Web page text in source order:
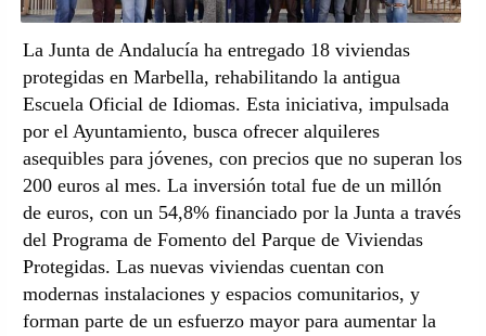
La Junta de Andalucía ha entregado 18 viviendas
protegidas en Marbella, rehabilitando la antigua
Escuela Oficial de Idiomas. Esta iniciativa, impulsada
por el Ayuntamiento, busca ofrecer alquileres
asequibles para jóvenes, con precios que no superan los
200 euros al mes. La inversión total fue de un millón
de euros, con un 54,8% financiado por la Junta a través
del Programa de Fomento del Parque de Viviendas
Protegidas. Las nuevas viviendas cuentan con
modernas instalaciones y espacios comunitarios, y
forman parte de un esfuerzo mayor para aumentar la